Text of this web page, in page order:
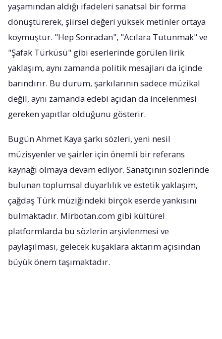
yaşamından aldığı ifadeleri sanatsal bir forma
dönüştürerek, şiirsel değeri yüksek metinler ortaya
koymuştur. "Hep Sonradan", "Acılara Tutunmak" ve
"Şafak Türküsü" gibi eserlerinde görülen lirik
yaklaşım, aynı zamanda politik mesajları da içinde
barındırır. Bu durum, şarkılarının sadece müzikal
değil, aynı zamanda edebi açıdan da incelenmesi
gereken yapıtlar olduğunu gösterir.
Bugün Ahmet Kaya şarkı sözleri, yeni nesil
müzisyenler ve şairler için önemli bir referans
kaynağı olmaya devam ediyor. Sanatçının sözlerinde
bulunan toplumsal duyarlılık ve estetik yaklaşım,
çağdaş Türk müziğindeki birçok eserde yankısını
bulmaktadır. Mirbotan.com gibi kültürel
platformlarda bu sözlerin arşivlenmesi ve
paylaşılması, gelecek kuşaklara aktarım açısından
büyük önem taşımaktadır.